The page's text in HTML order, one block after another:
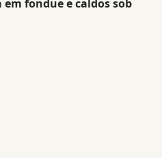
fondue e caldos sob